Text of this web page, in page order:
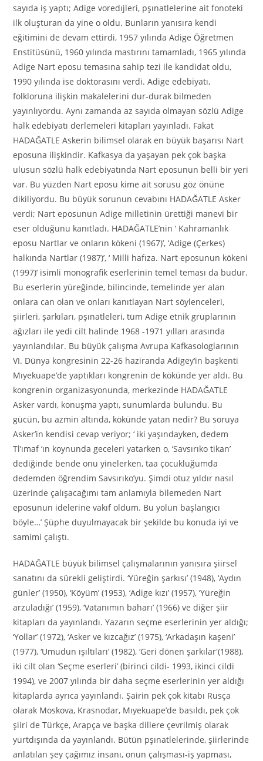
sayıda iş yaptı; Adige voredıjleri, pşınatlelerine ait fonoteki
ilk oluşturan da yine o oldu. Bunların yanısıra kendi
eğitimini de devam ettirdi, 1957 yılında Adige Öğretmen
Enstitüsünü, 1960 yılında mastırını tamamladı, 1965 yılında
Adige Nart eposu temasına sahip tezi ile kandidat oldu,
1990 yılında ise doktorasını verdi. Adige edebiyatı,
folkloruna ilişkin makalelerini dur-durak bilmeden
yayınlıyordu. Aynı zamanda az sayıda olmayan sözlü Adige
halk edebiyatı derlemeleri kitapları yayınladı. Fakat
HADAĞATLE Askerin bilimsel olarak en büyük başarısı Nart
eposuna ilişkindir. Kafkasya da yaşayan pek çok başka
ulusun sözlü halk edebiyatında Nart eposunun belli bir yeri
var. Bu yüzden Nart eposu kime ait sorusu göz önüne
dikiliyordu. Bu büyük sorunun cevabını HADAĞATLE Asker
verdi; Nart eposunun Adige milletinin ürettiği manevi bir
eser olduğunu kanıtladı. HADAĞATLE’nin ‘ Kahramanlık
eposu Nartlar ve onların kökeni (1967)’, ‘Adige (Çerkes)
halkında Nartlar (1987)’, ‘ Milli hafıza. Nart eposunun kökeni
(1997)’ isimli monografik eserlerinin temel teması da budur.
Bu eserlerin yüreğinde, bilincinde, temelinde yer alan
onlara can olan ve onları kanıtlayan Nart söylenceleri,
şiirleri, şarkıları, pşınatleleri, tüm Adige etnik gruplarının
ağızları ile yedi cilt halinde 1968 -1971 yılları arasında
yayınlandılar. Bu büyük çalışma Avrupa Kafkasologlarının
VI. Dünya kongresinin 22-26 haziranda Adigey‘in başkenti
Mıyekuape’de yaptıkları kongrenin de kökünde yer aldı. Bu
kongrenin organizasyonunda, merkezinde HADAĞATLE
Asker vardı, konuşma yaptı, sunumlarda bulundu. Bu
gücün, bu azmin altında, kökünde yatan nedir? Bu soruya
Asker’in kendisi cevap veriyor; ‘ iki yaşındayken, dedem
Tl’ımaf ‘ın koynunda geceleri yatarken o, ‘Savsırıko tikan’
dediğinde bende onu yinelerken, taa çocukluğumda
dedemden öğrendim Savsırıko’yu. Şimdi otuz yıldır nasıl
üzerinde çalışacağımı tam anlamıyla bilemeden Nart
eposunun idelerine vakıf oldum. Bu yolun başlangıcı
böyle…’ Şüphe duyulmayacak bir şekilde bu konuda iyi ve
samimi çalıştı.
HADAĞATLE büyük bilimsel çalışmalarının yanısıra şiirsel
sanatını da sürekli geliştirdi. ‘Yüreğin şarkısı’ (1948), ‘Aydın
günler’ (1950), ‘Köyüm’ (1953), ‘Adige kızı’ (1957), ‘Yüreğin
arzuladığı’ (1959), ‘Vatanımın baharı’ (1966) ve diğer şiir
kitapları da yayınlandı. Yazarın seçme eserlerinin yer aldığı;
‘Yollar’ (1972), ‘Asker ve kızcağız’ (1975), ‘Arkadaşın kaşeni’
(1977), ‘Umudun ışıltıları’ (1982), ‘Geri dönen şarkılar'(1988),
iki cilt olan ‘Seçme eserleri’ (birinci cildi- 1993, ikinci cildi
1994), ve 2007 yılında bir daha seçme eserlerinin yer aldığı
kitaplarda ayrıca yayınlandı. Şairin pek çok kitabı Rusça
olarak Moskova, Krasnodar, Mıyekuape’de basıldı, pek çok
şiiri de Türkçe, Arapça ve başka dillere çevrilmiş olarak
yurtdışında da yayınlandı. Bütün pşınatlelerinde, şiirlerinde
anlatılan şey çağımız insanı, onun çalışması-iş yapması,